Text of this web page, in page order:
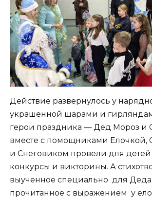
Действие развернулось у
украшенной шарами и
герои праздника — Дед Мороз и
вместе с помощниками Елочкой,
и Снеговиком провели для
конкурсы и викторины. А
выученное специально для
прочитанное с выражением у